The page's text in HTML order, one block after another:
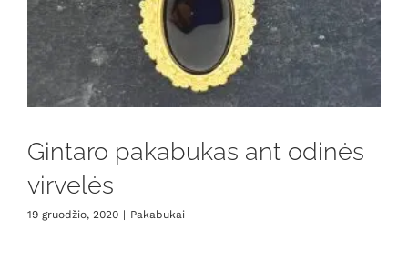
Gintaro pakabukas ant odinės
virvelės
19 gruodžio, 2020 | Pakabukai